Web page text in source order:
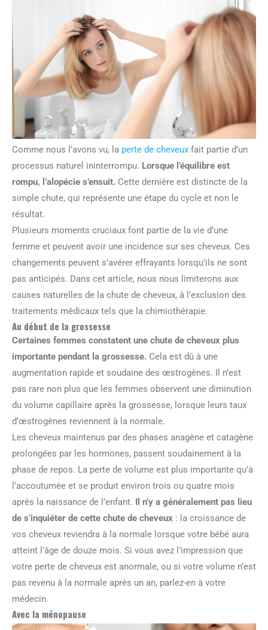
Comme nous l’avons vu, la perte de cheveux fait partie d’un
processus naturel ininterrompu. Lorsque l’équilibre est
rompu, l’alopécie s’ensuit. Cette dernière est distincte de la
simple chute, qui représente une étape du cycle et non le
résultat.
Plusieurs moments cruciaux font partie de la vie d’une
femme et peuvent avoir une incidence sur ses cheveux. Ces
changements peuvent s’avérer effrayants lorsqu’ils ne sont
pas anticipés. Dans cet article, nous nous limiterons aux
causes naturelles de la chute de cheveux, à l’exclusion des
traitements médicaux tels que la chimiothérapie.
Au début de la grossesse
Certaines femmes constatent une chute de cheveux plus
importante pendant la grossesse. Cela est dû à une
augmentation rapide et soudaine des œstrogènes. Il n’est
pas rare non plus que les femmes observent une diminution
du volume capillaire après la grossesse, lorsque leurs taux
d’œstrogènes reviennent à la normale.
Les cheveux maintenus par des phases anagène et catagène
prolongées par les hormones, passent soudainement à la
phase de repos. La perte de volume est plus importante qu’à
l’accoutumée et se produit environ trois ou quatre mois
après la naissance de l’enfant. Il n’y a généralement pas lieu
de s’inquiéter de cette chute de cheveux : la croissance de
vos cheveux reviendra à la normale lorsque votre bébé aura
atteint l’âge de douze mois. Si vous avez l’impression que
votre perte de cheveux est anormale, ou si votre volume n’est
pas revenu à la normale après un an, parlez-en à votre
médecin.
Avec la ménopause